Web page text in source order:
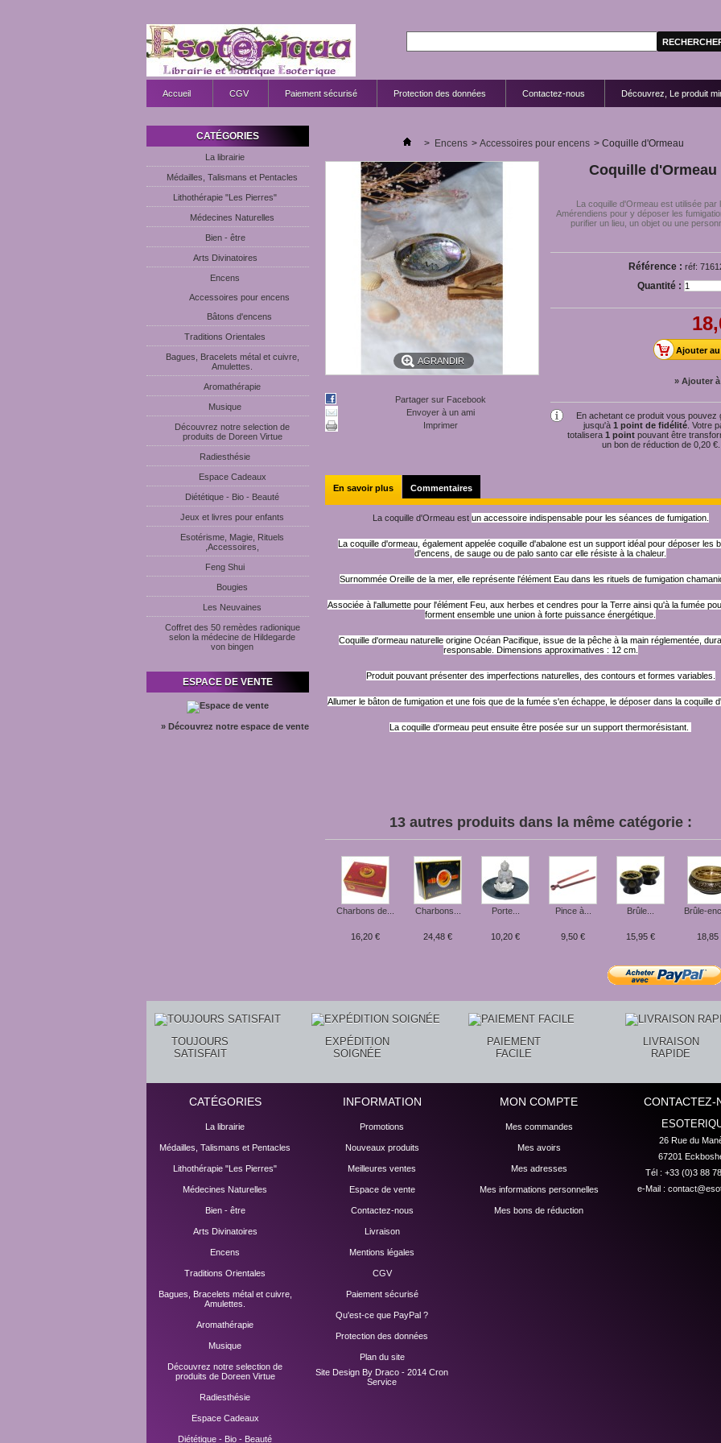
Accueil CGV Paiement sécurisé Protection des données Contactez-nous Découvrez, Le produit
CATÉGORIES
La librairie
Médailles, Talismans et Pentacles
Lithothérapie "Les Pierres"
Médecines Naturelles
Bien - être
Arts Divinatoires
Encens
Accessoires pour encens
Bâtons d'encens
Traditions Orientales
Bagues, Bracelets métal et cuivre,
Amulettes.
Aromathérapie
Musique
Découvrez notre selection de
produits de Doreen Virtue
Radiesthésie
Espace Cadeaux
Diététique - Bio - Beauté
Jeux et livres pour enfants
Esotérisme, Magie, Rituels
,Accessoires,
Feng Shui
Bougies
Les Neuvaines
Coffret des 50 remèdes radionique
selon la médecine de Hildegarde
von bingen
ESPACE DE VENTE
» Découvrez notre espace de vente
> Encens > Accessoires pour encens > Coquille d'Ormeau
AGRANDIR
Partager sur Facebook
Envoyer à un ami
Imprimer
Coquille d'Ormeau
La coquille d'Ormeau est utilisée par
Amérendiens pour y déposer les
purifier un lieu, un objet ou une
Référence : réf:
Quantité :
» Ajouter
En achetant ce produit vous pouvez
jusqu'à 1 point de fidélité . Votre
totalisera 1 point pouvant être
un bon de réduction de 0,20 €
En savoir plus Commentaires
La coquille d'Ormeau est un accessoire indispensable pour les séances de fumigation.
La coquille d'ormeau, également appelée coquille d'abalone est un support idéal pour déposer les
d'encens, de sauge ou de palo santo car elle résiste à la chaleur.
Surnommée Oreille de la mer, elle représente l'élément Eau dans les rituels de fumigation
Associée à l'allumette pour l'élément Feu, aux herbes et cendres pour la Terre ainsi qu'à la fumée
forment ensemble une union à forte puissance énergétique.
Coquille d'ormeau naturelle origine Océan Pacifique, issue de la pêche à la main réglementée,
responsable. Dimensions approximatives : 12 cm.
Produit pouvant présenter des imperfections naturelles, des contours et formes variables.
Allumer le bâton de fumigation et une fois que de la fumée s'en échappe, le déposer dans la coquille
La coquille d'ormeau peut ensuite être posée sur un support thermorésistant.
13 autres produits dans la même catégorie :
Charbons de...
16,20 €
Charbons...
24,48 €
Porte...
10,20 €
Pince à...
9,50 €
Brûle...
15,95 €
Brûle-
18,85
TOUJOURS
SATISFAIT
EXPÉDITION
SOIGNÉE
PAIEMENT
FACILE
LIVRAISON
RAPIDE
CATÉGORIES
La librairie
Médailles, Talismans et Pentacles
Lithothérapie "Les Pierres"
Médecines Naturelles
Bien - être
Arts Divinatoires
Encens
Traditions Orientales
Bagues, Bracelets métal et cuivre,
Amulettes.
Aromathérapie
Musique
Découvrez notre selection de
produits de Doreen Virtue
Radiesthésie
Espace Cadeaux
Diététique - Bio - Beauté
INFORMATION
Promotions
Nouveaux produits
Meilleures ventes
Espace de vente
Contactez-nous
Livraison
Mentions légales
CGV
Paiement sécurisé
Qu'est-ce que PayPal ?
Protection des données
Plan du site
Site Design By Draco - 2014 Cron
Service
MON COMPTE
Mes commandes
Mes avoirs
Mes adresses
Mes informations personnelles
Mes bons de réduction
CONTACTEZ-
26 Rue du
67201
Tél : +33 (0)3 88
e-Mail :